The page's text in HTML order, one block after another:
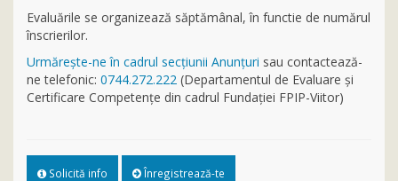
Evaluările se organizează săptămânal, în functie de numărul
înscrierilor.
Urmăreşte-ne în cadrul secţiunii Anunţuri sau contactează-
ne telefonic: 0744.272.222 (Departamentul de Evaluare și
Certificare Competențe din cadrul Fundației FPIP-Viitor)
Solicită info Înregistrează-te